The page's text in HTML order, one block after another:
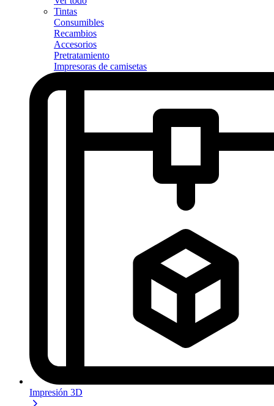
Tintas
Consumibles
Recambios
Accesorios
Pretratamiento
Impresoras de camisetas
Impresión 3D